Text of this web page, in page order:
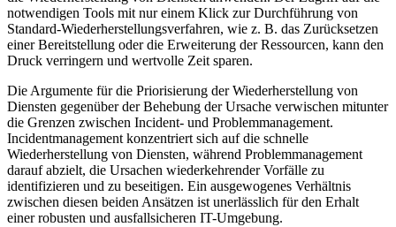
notwendigen Tools mit nur einem Klick zur Durchführung von
Standard-Wiederherstellungsverfahren, wie z. B. das Zurücksetzen
einer Bereitstellung oder die Erweiterung der Ressourcen, kann den
Druck verringern und wertvolle Zeit sparen.
Die Argumente für die Priorisierung der Wiederherstellung von
Diensten gegenüber der Behebung der Ursache verwischen mitunter
die Grenzen zwischen Incident- und Problemmanagement.
Incidentmanagement konzentriert sich auf die schnelle
Wiederherstellung von Diensten, während Problemmanagement
darauf abzielt, die Ursachen wiederkehrender Vorfälle zu
identifizieren und zu beseitigen. Ein ausgewogenes Verhältnis
zwischen diesen beiden Ansätzen ist unerlässlich für den Erhalt
einer robusten und ausfallsicheren IT-Umgebung.